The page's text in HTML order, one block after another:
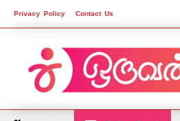
Privacy Policy Contact Us